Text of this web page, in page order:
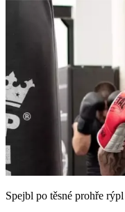
Spejbl po těsné prohře